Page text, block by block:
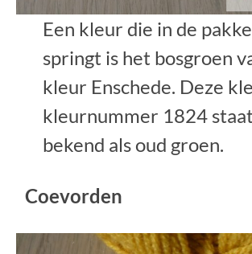
Een kleur die in de
springt is het bosgroen
kleur Enschede. Deze
kleurnummer 1824
bekend als oud groen.
Coevorden